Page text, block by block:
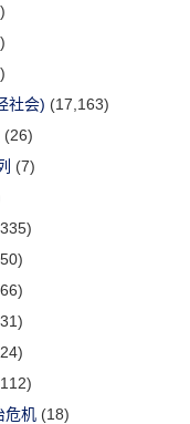
社会) (17,163)
(26)
(7)
危机 (18)